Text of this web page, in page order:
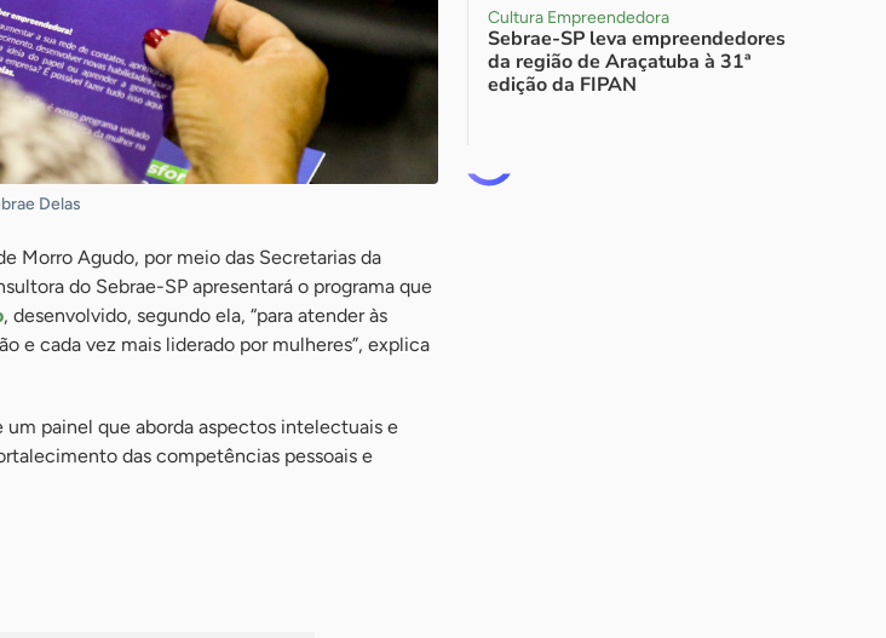
Delas
Morro Agudo, por meio das Secretarias da
do Sebrae-SP apresentará o programa que
, desenvolvido, segundo ela, “para atender às
e cada vez mais liderado por mulheres”, explica
painel que aborda aspectos intelectuais e
das competências pessoais e
Cultura Empreendedora
Sebrae-SP leva empreendedores
da região de Araçatuba à 31ª
edição da FIPAN